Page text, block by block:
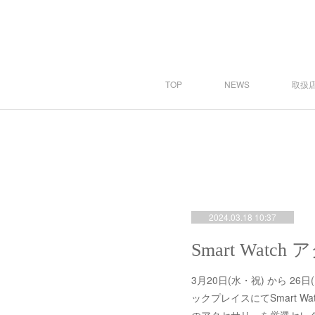
TOP NEWS 取扱
2024.03.18 10:37
Smart Watch
3月20日(水・祝) から 26
ックプレイスにてSmart